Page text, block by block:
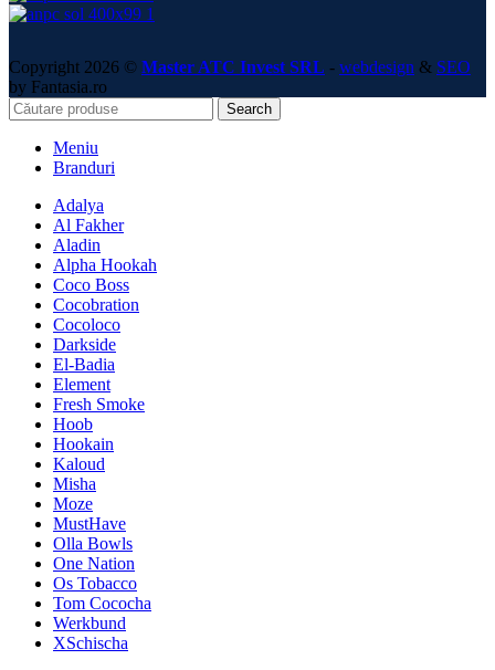
Copyright 2026 © Master ATC Invest SRL - webdesign & SEO
by Fantasia.ro
Search
Meniu
Branduri
Adalya
Al Fakher
Aladin
Alpha Hookah
Coco Boss
Cocobration
Cocoloco
Darkside
El-Badia
Element
Fresh Smoke
Hoob
Hookain
Kaloud
Misha
Moze
MustHave
Olla Bowls
One Nation
Os Tobacco
Tom Cococha
Werkbund
XSchischa